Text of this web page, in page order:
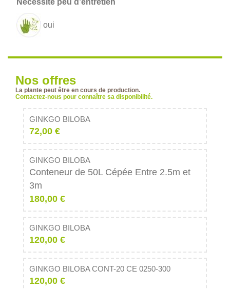
oui
Nos offres
La plante peut être en cours de production.
Contactez-nous pour connaître sa disponibilité.
GINKGO BILOBA
72,00 €
GINKGO BILOBA
Conteneur de 50L Cépée Entre 2.5m et
3m
180,00 €
GINKGO BILOBA
120,00 €
GINKGO BILOBA CONT-20 CE 0250-300
120,00 €